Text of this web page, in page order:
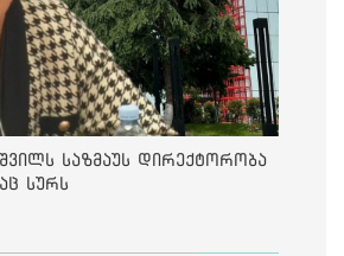
საზმაუს დირექტორობა
სურს